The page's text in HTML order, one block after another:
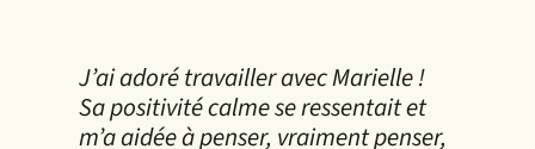
J’ai adoré travailler avec Marielle !
Sa positivité calme se ressentait et
m’a aidée à penser, vraiment penser,